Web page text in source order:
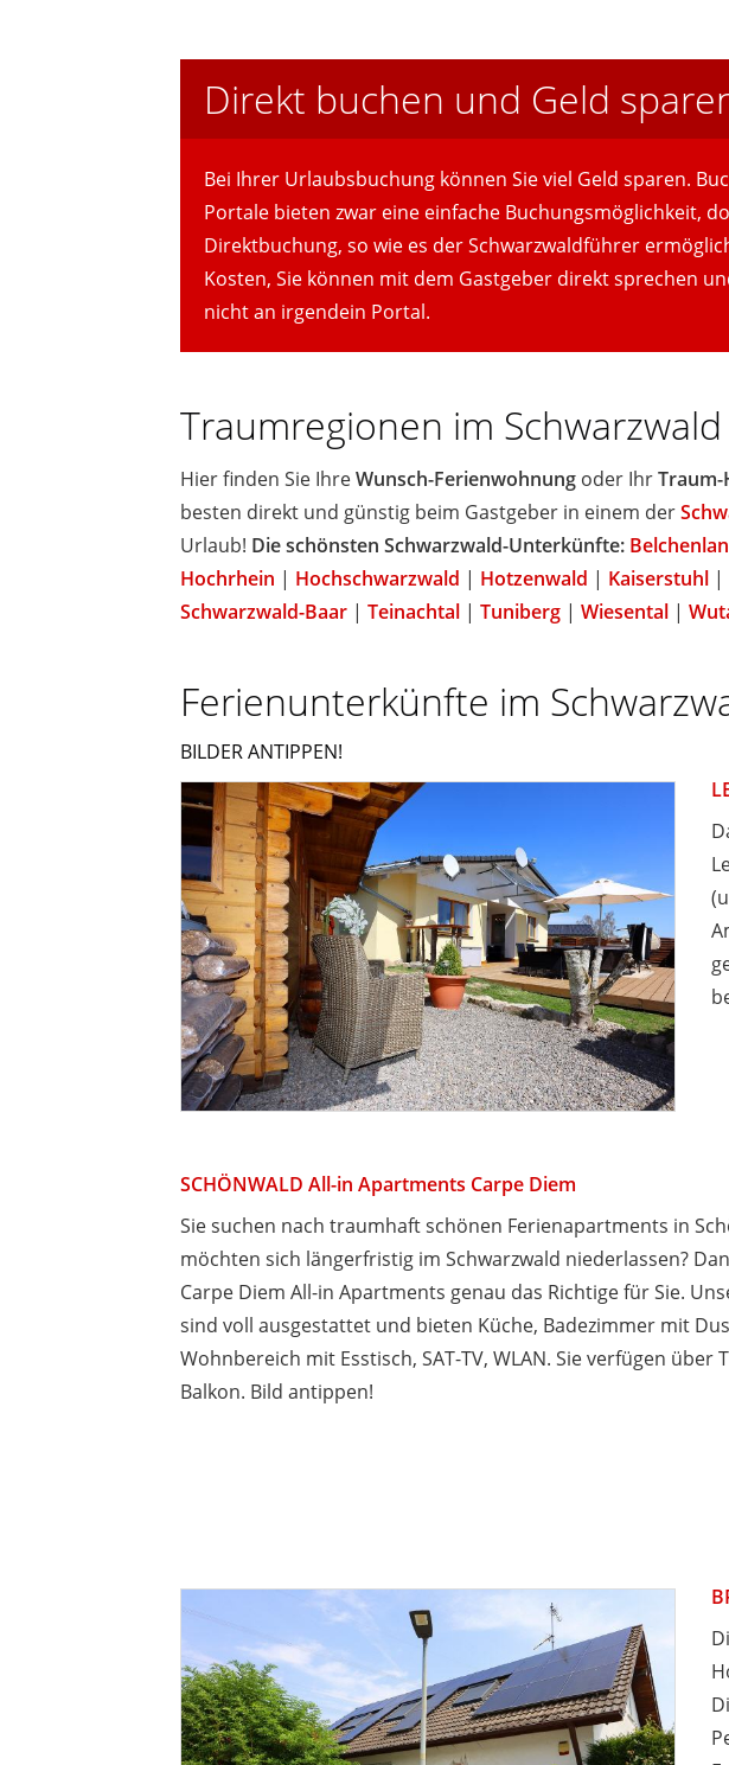
Direkt buchen und Geld
Bei Ihrer Urlaubsbuchung können Sie viel Geld sparen.
Portale bieten zwar eine einfache Buchungsmöglichkeit,
Direktbuchung, so wie es der Schwarzwaldführer
Kosten, Sie können mit dem Gastgeber direkt sprechen
nicht an irgendein Portal.
Traumregionen im Schwarzwald
Hier finden Sie IhreWunsch-Ferienwohnung oder Ihr
besten direkt und günstig beim Gastgeber in einem der
Urlaub! Die schönsten Schwarzwald-Unterkünfte:
Hochrhein | Hochschwarzwald | Hotzenwald | Kaiserstuhl |
Schwarzwald-Baar | Teinachtal | Tuniberg | Wiesental |
Ferienunterkünfte im
BILDER ANTIPPEN!
SCHÖNWALD All-in Apartments Carpe Diem
Sie suchen nach traumhaft schönen Ferienapartments in
möchten sich längerfristig im Schwarzwald niederlassen?
Carpe Diem All-in Apartments genau das Richtige für Sie.
sind voll ausgestattet und bieten Küche, Badezimmer mit
Wohnbereich mit Esstisch, SAT-TV, WLAN. Sie verfügen über
Balkon. Bild antippen!